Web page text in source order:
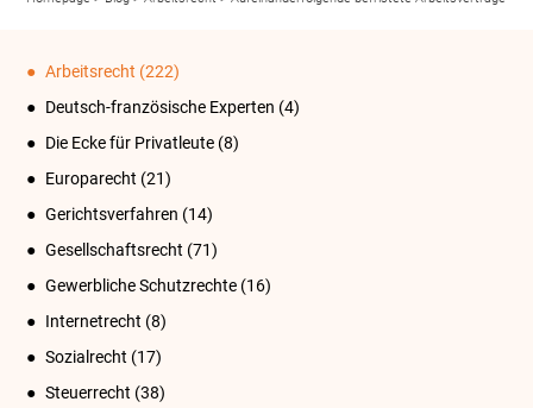
Arbeitsrecht (222)
Deutsch-französische Experten (4)
Die Ecke für Privatleute (8)
Europarecht (21)
Gerichtsverfahren (14)
Gesellschaftsrecht (71)
Gewerbliche Schutzrechte (16)
Internetrecht (8)
Sozialrecht (17)
Steuerrecht (38)